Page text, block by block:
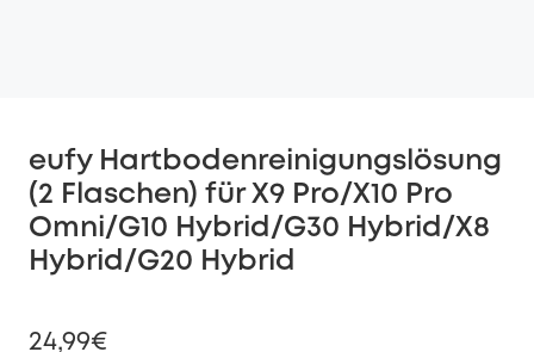
eufy Hartbodenreinigungslösung
(2 Flaschen) für X9 Pro/X10 Pro
Omni/G10 Hybrid/G30 Hybrid/X8
Hybrid/G20 Hybrid
24,99€